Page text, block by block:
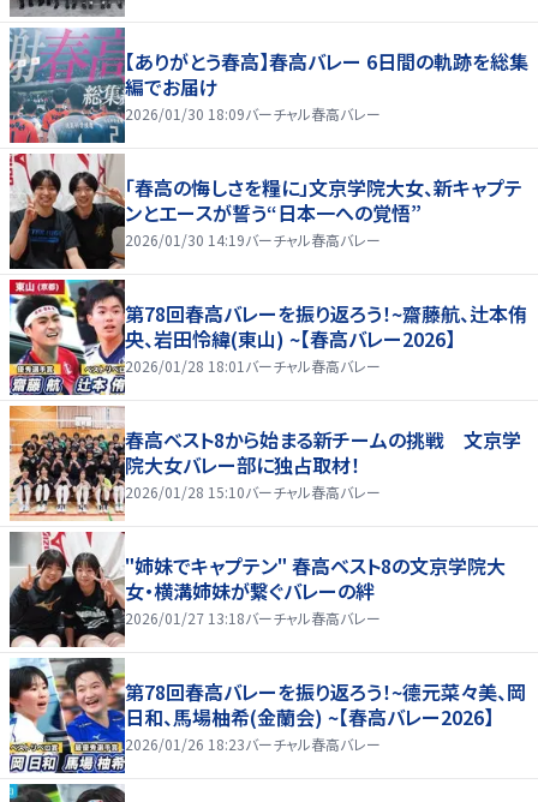
【ありがとう春高】春高バレー 6日間の軌跡を総集
編でお届け
2026/01/30 18:09バーチャル春高バレー
「春高の悔しさを糧に」文京学院大女、新キャプテ
ンとエースが誓う“日本一への覚悟”
2026/01/30 14:19バーチャル春高バレー
第78回春高バレーを振り返ろう！~齋藤航、辻本侑
央、岩田怜緯(東山) ~【春高バレー2026】
2026/01/28 18:01 バーチャル春高バレー
春高ベスト8から始まる新チームの挑戦 文京学
院大女バレー部に独占取材！
2026/01/28 15:10バーチャル春高バレー
"姉妹でキャプテン" 春高ベスト8の文京学院大
女・横溝姉妹が繋ぐバレーの絆
2026/01/27 13:18バーチャル春高バレー
第78回春高バレーを振り返ろう！~德元菜々美、岡
日和、馬場柚希(金蘭会) ~【春高バレー2026】
2026/01/26 18:23バーチャル春高バレー